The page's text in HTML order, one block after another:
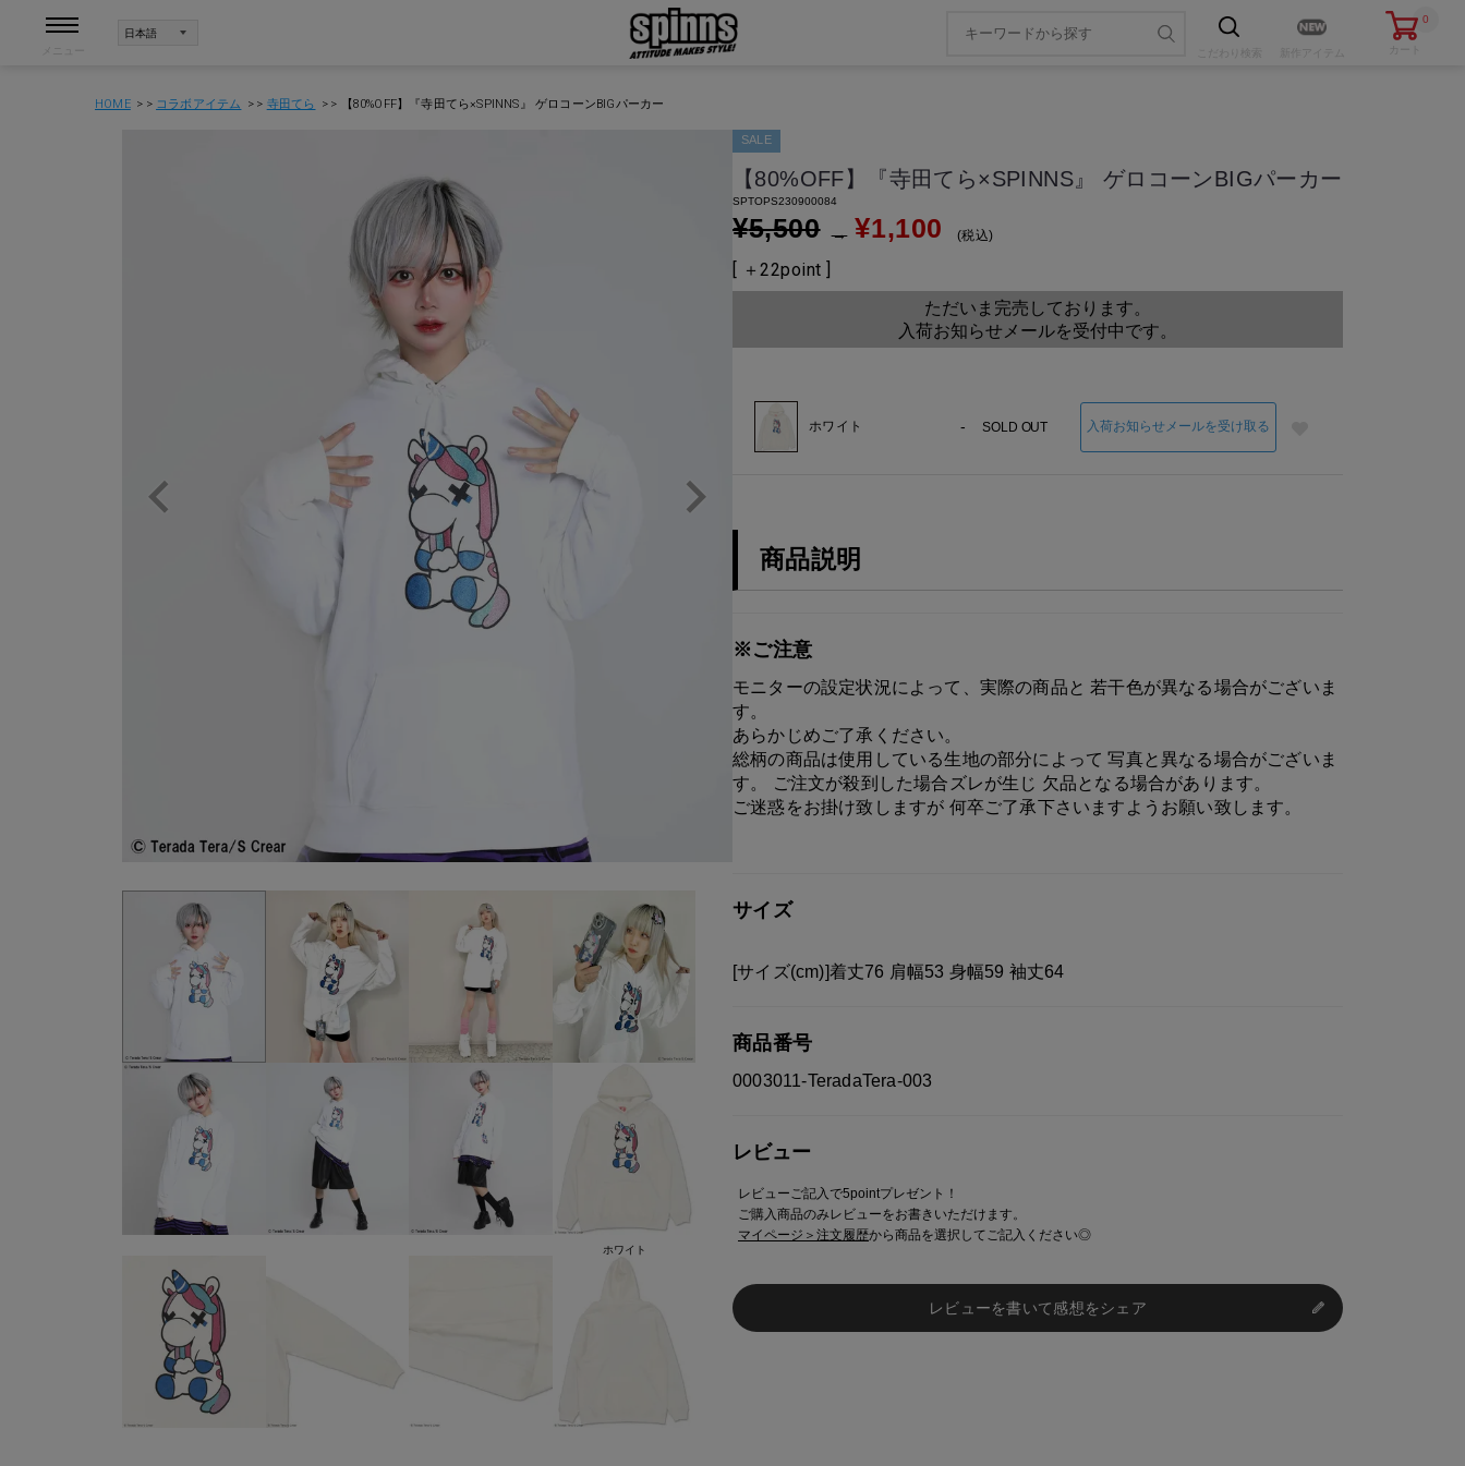
0
カート
HOME コラボアイテム 寺田てら 【80%OFF】『寺田てら×SPINNS』 ゲロコーンBIGパーカー
SALE
【80%OFF】『寺田てら×SPINNS』 ゲロコーンBIGパーカー
SPTOPS230900084
¥5,500 → ¥1,100 税込
[ ＋ 22point ]
ただいま完売しております。
入荷お知らせメールを受付中です。
ホワイト - SOLD OUT 入荷お知らせメールを受け取る
商品説明
※ご注意
モニターの設定状況によって、実際の商品と 若干色が異なる場合がございま
す。
あらかじめご了承ください。
総柄の商品は使用している生地の部分によって 写真と異なる場合がございま
す。 ご注文が殺到した場合ズレが生じ 欠品となる場合があります。
ご迷惑をお掛け致しますが 何卒ご了承下さいますようお願い致します。
サイズ
[サイズ(cm)]着丈76 肩幅53 身幅59 袖丈64
商品番号
0003011-TeradaTera-003
レビュー
レビューご記入で5pointプレゼント！
ご購入商品のみレビューをお書きいただけます。
マイページ＞注文履歴から商品を選択してご記入ください◎
レビューを書いて感想をシェア
ホワイト